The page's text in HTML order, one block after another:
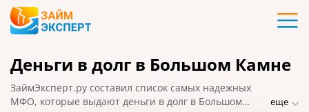
Карты
Кредиты
Ипотека
Деньги в долг в Большом Камне
ЗаймЭксперт.ру составил список самых надежных
МФО, которые выдают деньги в долг в Большом
еще